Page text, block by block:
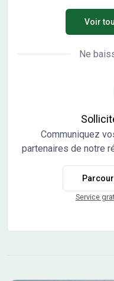
constructeurs et
l'aménageur, pas de
Voir
Ne
Communiquez
partenaires de notre
Service